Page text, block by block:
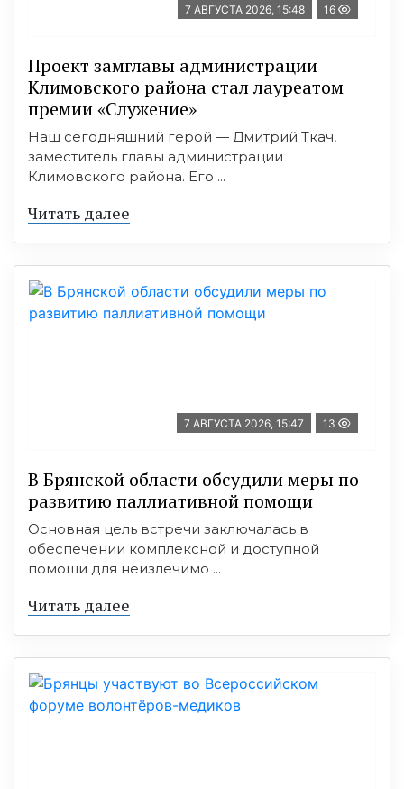
7 АВГУСТА 2026, 15:48 16
Проект замглавы администрации
Климовского района стал лауреатом
премии «Служение»
Наш сегодняшний герой — Дмитрий Ткач,
заместитель главы администрации
Климовского района. Его ...
Читать далее
7 АВГУСТА 2026, 15:47 13
В Брянской области обсудили меры по
развитию паллиативной помощи
Основная цель встречи заключалась в
обеспечении комплексной и доступной
помощи для неизлечимо ...
Читать далее